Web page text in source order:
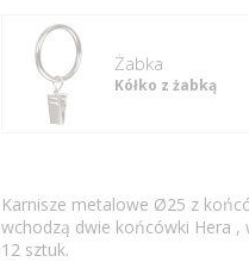
Żabka
Kółko z żabką
Karnisze metalowe Ø25 z
wchodzą dwie końcówki Hera ,
12 sztuk.